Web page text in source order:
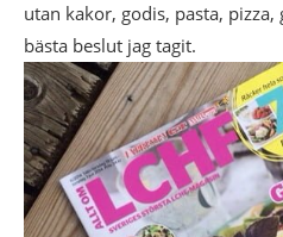
utan kakor, godis, pasta, pizza,
bästa beslut jag tagit.